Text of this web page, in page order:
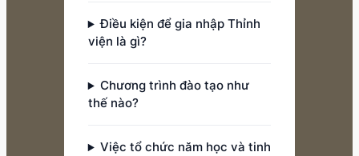
Điều kiện để gia nhập Thỉnh
viện là gì?
Chương trình đào tạo như
thế nào?
Việc tổ chức năm học và tinh